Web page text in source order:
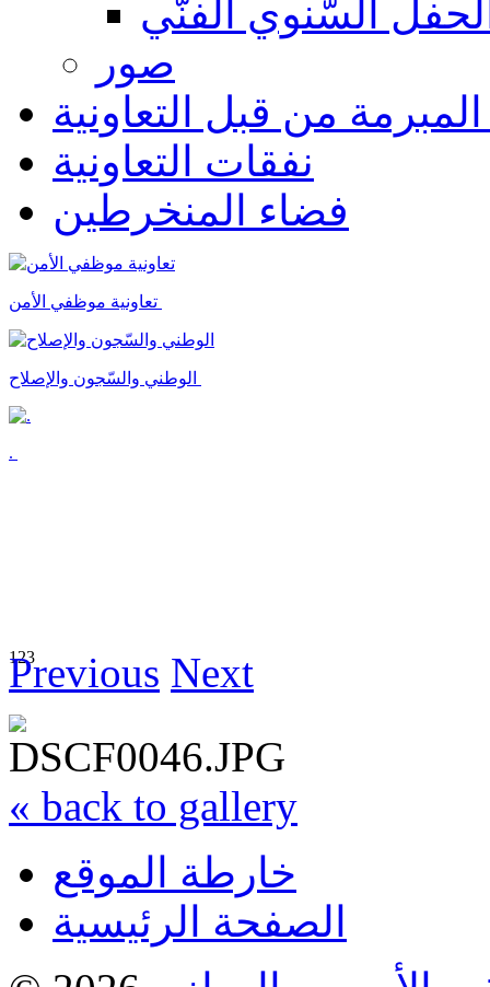
السّنوي الفنّي
صور
المبرمة من قبل التعاونية
نفقات التعاونية
فضاء المنخرطين
.
123
Previous Next
« back to gallery
خارطة الموقع
الصفحة الرئيسية